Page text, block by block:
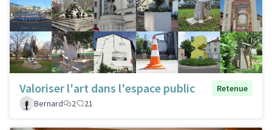
Valoriser l'art dans l'espace public
Retenue
Bernard
2 21